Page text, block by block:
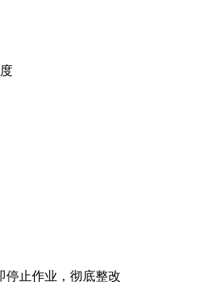
停止作业，彻底整改